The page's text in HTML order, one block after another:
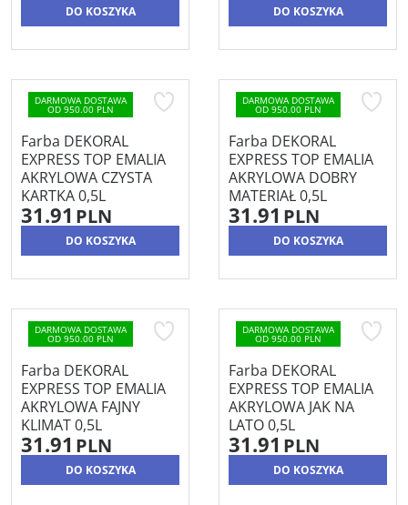
DO KOSZYKA DO KOSZYKA
DARMOWA DOSTAWA
OD 950.00 PLN
Farba DEKORAL
EXPRESS TOP EMALIA
AKRYLOWA CZYSTA
KARTKA 0,5L
31.91 PLN
DO KOSZYKA
DARMOWA DOSTAWA
OD 950.00 PLN
Farba DEKORAL
EXPRESS TOP EMALIA
AKRYLOWA DOBRY
MATERIAŁ 0,5L
31.91 PLN
DO KOSZYKA
DARMOWA DOSTAWA
OD 950.00 PLN
Farba DEKORAL
EXPRESS TOP EMALIA
AKRYLOWA FAJNY
KLIMAT 0,5L
31.91 PLN
DO KOSZYKA
DARMOWA DOSTAWA
OD 950.00 PLN
Farba DEKORAL
EXPRESS TOP EMALIA
AKRYLOWA JAK NA
LATO 0,5L
31.91 PLN
DO KOSZYKA